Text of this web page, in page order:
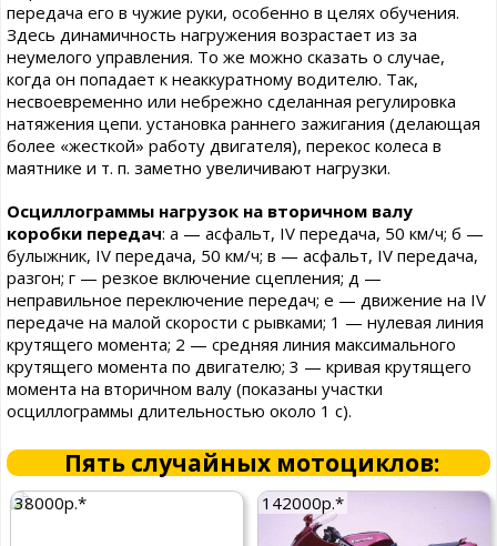
передача его в чужие руки, особенно в целях обучения.
Здесь динамичность нагружения возрастает из за
неумелого управления. То же можно сказать о случае,
когда он попадает к неаккуратному водителю. Так,
несвоевременно или небрежно сделанная регулировка
натяжения цепи. установка раннего зажигания (делающая
более «жесткой» работу двигателя), перекос колеса в
маятнике и т. п. заметно увеличивают нагрузки.
Осциллограммы нагрузок на вторичном валу
коробки передач: а — асфальт, IV передача, 50 км/ч; б —
булыжник, IV передача, 50 км/ч; в — асфальт, IV передача,
разгон; г — резкое включение сцепления; д —
неправильное переключение передач; е — движение на IV
передаче на малой скорости с рывками; 1 — нулевая линия
крутящего момента; 2 — средняя линия максимального
крутящего момента по двигателю; 3 — кривая крутящего
момента на вторичном валу (показаны участки
осциллограммы длительностью около 1 с).
Пять случайных мотоциклов:
38000р.* 142000р.*